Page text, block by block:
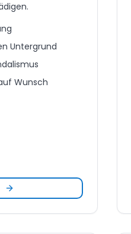
Untergrund
Wunsch